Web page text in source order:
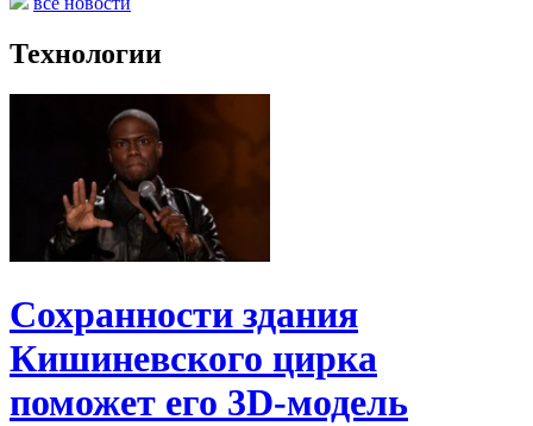
Технологии
Сохранности здания
Кишиневского цирка
поможет его 3D-модель